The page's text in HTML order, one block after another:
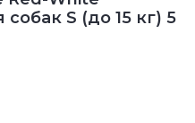
S (до 15 кг) 5